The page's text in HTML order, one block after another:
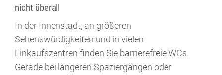
nicht überall
In der Innenstadt, an größeren
Sehenswürdigkeiten und in vielen
Einkaufszentren finden Sie barrierefreie WCs.
Gerade bei längeren Spaziergängen oder